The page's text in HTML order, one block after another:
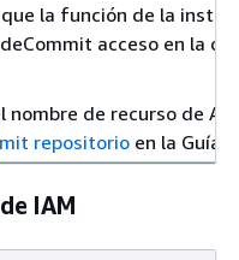
la función de la
acceso en la
nombre de recurso de
repositorio en la Guía
IAM